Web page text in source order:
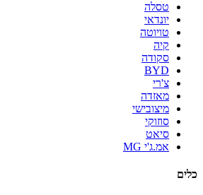
טסלה
יונדאי
טויוטה
קיה
סקודה
BYD
צ'רי
מאזדה
מיצובישי
סוזוקי
סיאט
אמ.ג'י MG
כלים